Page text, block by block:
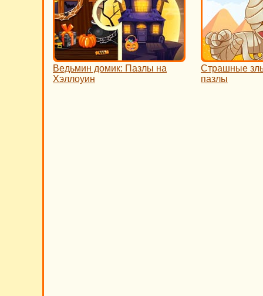
Ведьмин домик: Пазлы на
Хэллоуин
Страшные
пазлы